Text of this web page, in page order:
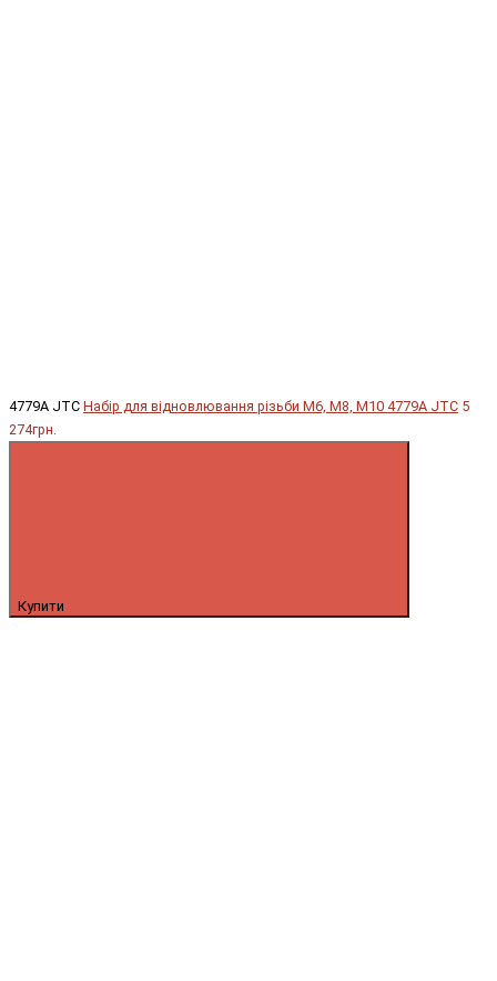
4779A JTC Набір для відновлювання різьби М6, М8, М10 4779A JTC 5
274грн.
Купити